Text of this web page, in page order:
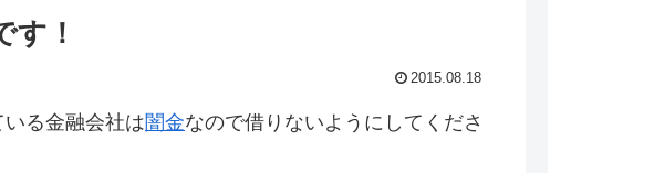
す！
2015.08.18
る金融会社は闇金なので借りないようにしてくださ